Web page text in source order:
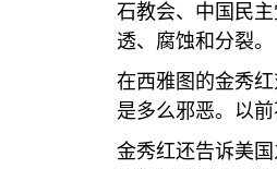
石教会、中国民
透、腐蚀和分裂。
在西雅图的金秀
是多么邪恶。以
金秀红还告诉美